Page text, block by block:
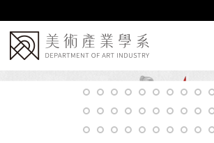
到
主
要
內
容